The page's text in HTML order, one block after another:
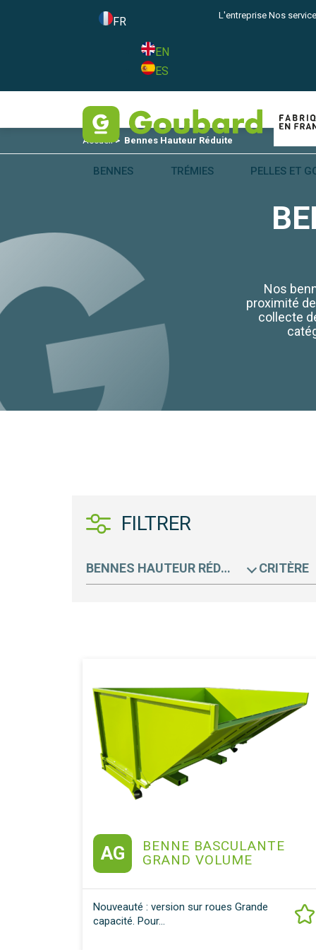
FR
EN
ES
L'entreprise Nos
BENNES TRÉMIES PELLES ET
Accueil> Bennes Hauteur Réduite
Nos
proximité
collecte
FILTRER
AG
BENNE BASCULANTE
GRAND VOLUME
Nouveauté : version sur roues Grande
capacité. Pour...